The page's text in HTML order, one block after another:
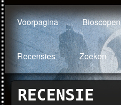
Voorpagina Bioscopen
Recensies Zoeken
RECENSIE